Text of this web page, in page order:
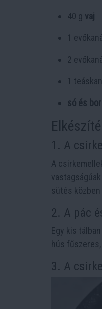
40 g vaj
1
2
1
só és
1. A
A
sütés közben
2. A pác
Egy kis
hús
3. A